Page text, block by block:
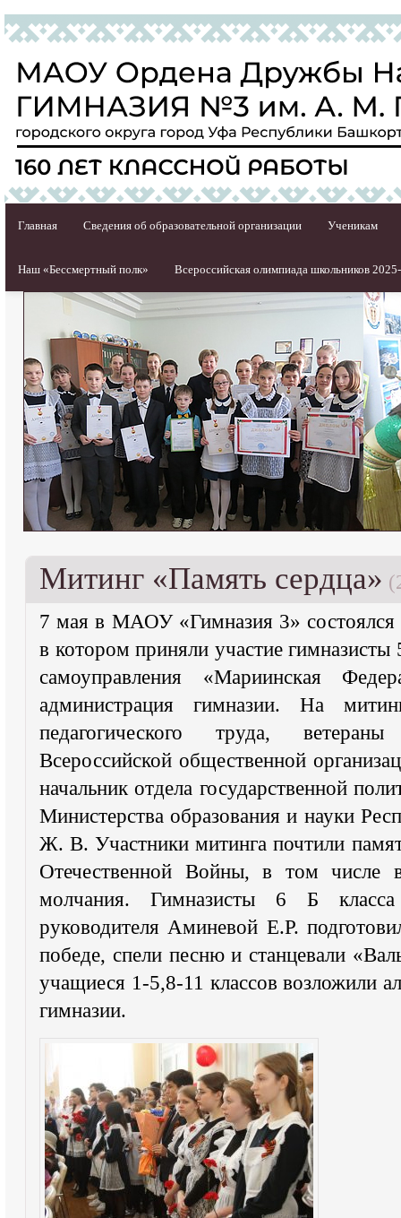
Главная Сведения об образовательной организации Ученикам
Наш «Бессмертный полк» Всероссийская олимпиада школьников
Митинг «Память сердца»
7 мая в МАОУ «Гимназия 3» состоялся
в котором приняли участие гимназисты
самоуправления «Мариинская
администрация гимназии. На
педагогического труда, ветераны
Всероссийской общественной
начальник отдела государственной
Министерства образования и науки
Ж. В. Участники митинга почтили
Отечественной Войны, в том числе
молчания. Гимназисты 6 Б класса
руководителя Аминевой Е.Р.
победе, спели песню и станцевали
учащиеся 1-5,8-11 классов возложили
гимназии.